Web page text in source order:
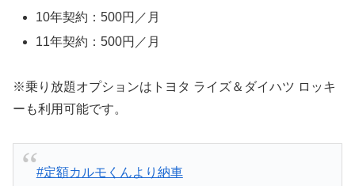
10年契約：500円／月
11年契約：500円／月
※乗り放題オプションはトヨタ ライズ＆ダイハツ ロッキ
ーも利用可能です。
#定額カルモくんより納車